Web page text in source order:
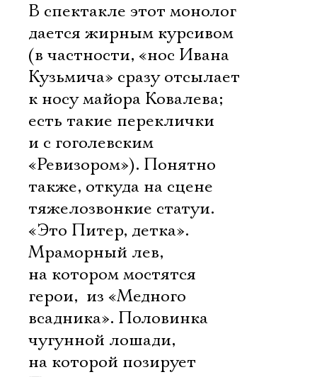
В спектакле этот монолог
дается жирным курсивом
(в частности, «нос Ивана
Кузьмича» сразу отсылает
к носу майора Ковалева;
есть такие переклички
и с гоголевским
«Ревизором»). Понятно
также, откуда на сцене
тяжелозвонкие статуи.
«Это Питер, детка».
Мраморный лев,
на котором мостятся
герои,  из «Медного
всадника». Половинка
чугунной лошади,
на которой позирует